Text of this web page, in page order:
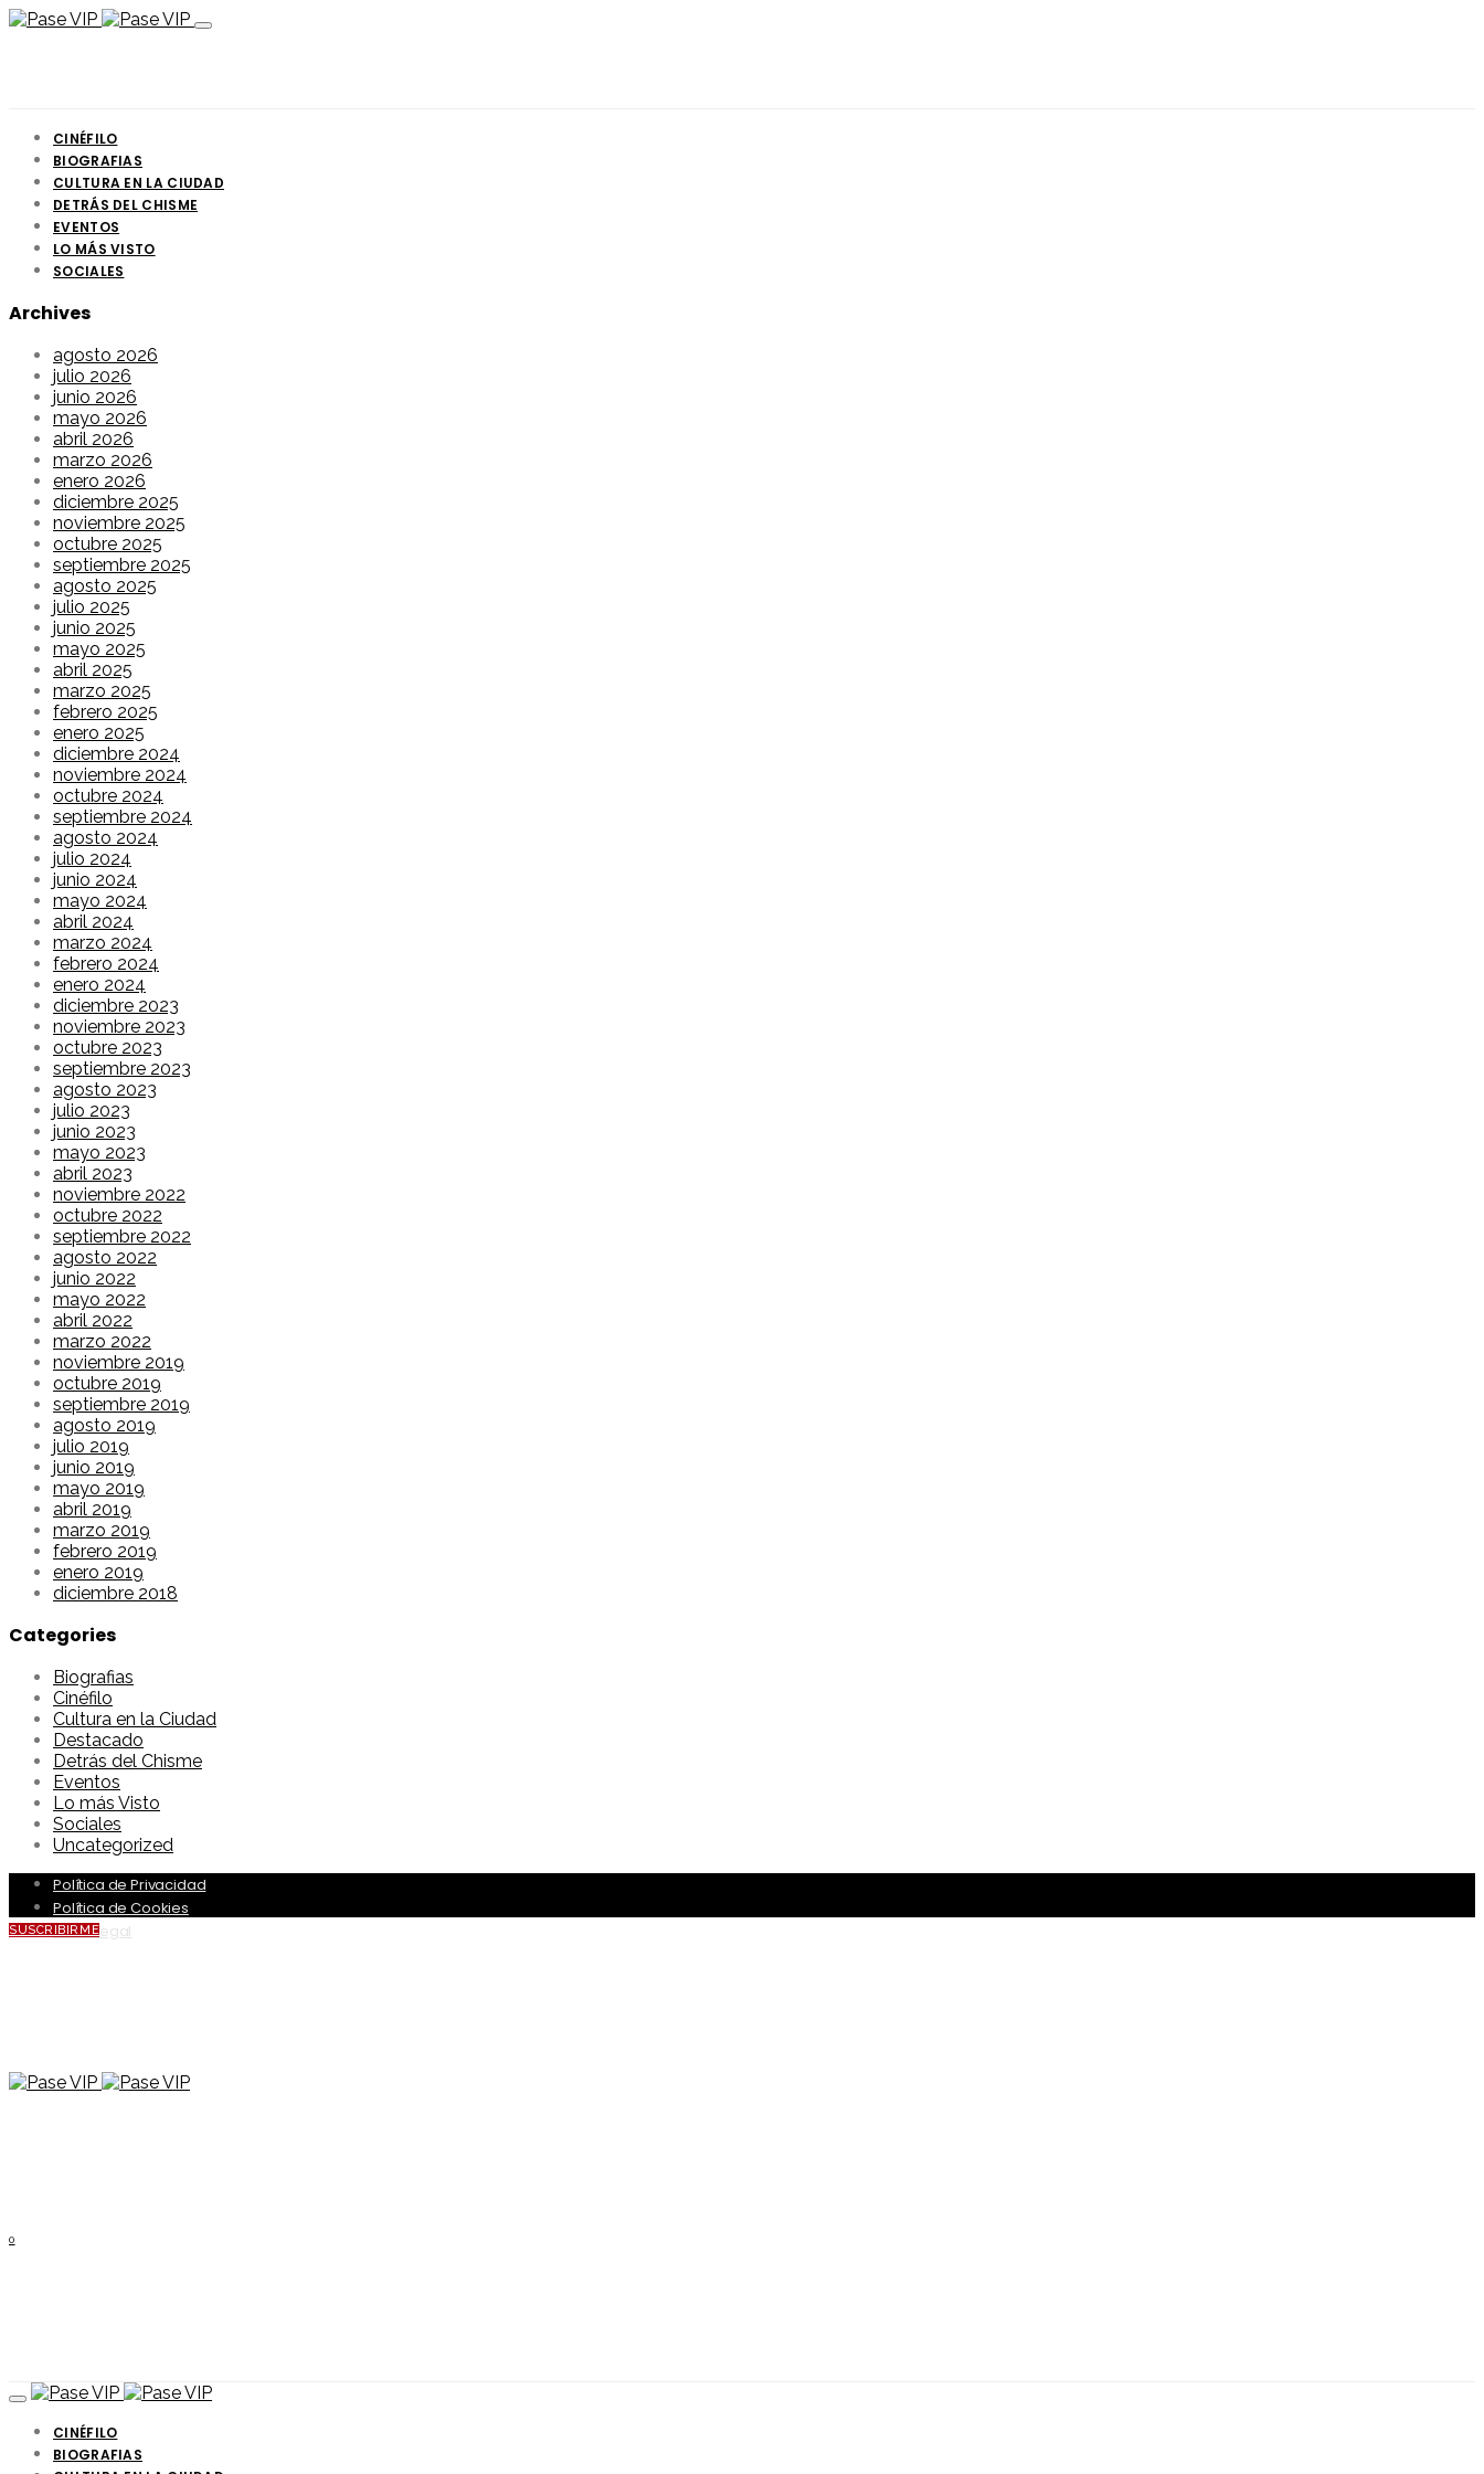
CINÉFILO
BIOGRAFIAS
CULTURA EN LA CIUDAD
DETRÁS DEL CHISME
EVENTOS
LO MÁS VISTO
SOCIALES
Archives
agosto 2026
julio 2026
junio 2026
mayo 2026
abril 2026
marzo 2026
enero 2026
diciembre 2025
noviembre 2025
octubre 2025
septiembre 2025
agosto 2025
julio 2025
junio 2025
mayo 2025
abril 2025
marzo 2025
febrero 2025
enero 2025
diciembre 2024
noviembre 2024
octubre 2024
septiembre 2024
agosto 2024
julio 2024
junio 2024
mayo 2024
abril 2024
marzo 2024
febrero 2024
enero 2024
diciembre 2023
noviembre 2023
octubre 2023
septiembre 2023
agosto 2023
julio 2023
junio 2023
mayo 2023
abril 2023
noviembre 2022
octubre 2022
septiembre 2022
agosto 2022
junio 2022
mayo 2022
abril 2022
marzo 2022
noviembre 2019
octubre 2019
septiembre 2019
agosto 2019
julio 2019
junio 2019
mayo 2019
abril 2019
marzo 2019
febrero 2019
enero 2019
diciembre 2018
Categories
Biografias
Cinéfilo
Cultura en la Ciudad
Destacado
Detrás del Chisme
Eventos
Lo más Visto
Sociales
Uncategorized
Política de Privacidad
Política de Cookies
Aviso Legal
SUSCRIBIRME
0
CINÉFILO
BIOGRAFIAS